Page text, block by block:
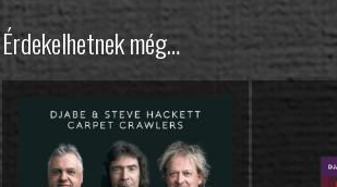
Érdekelhetnek még…